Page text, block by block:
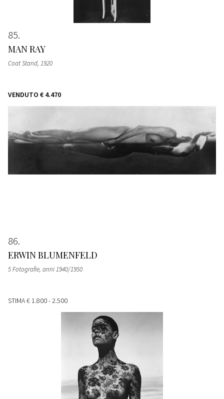
85
MAN RAY
Coat Stand, 1920
VENDUTO € 4.470
86
ERWIN BLUMENFELD
5 Fotografie, anni 1940/1950
STIMA€ 1.800 - 2.500